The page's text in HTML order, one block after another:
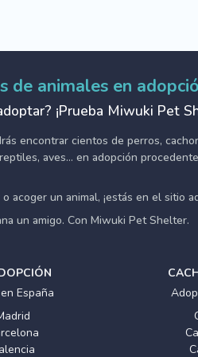
de animales en
¡Prueba Miwuki Pet
encontrar cientos de perros,
aves... en adopción
acoger un animal, ¡estás en el sitio
un amigo. Con Miwuki Pet Shelter.
España